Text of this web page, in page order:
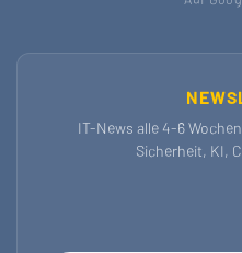
IT-News alle 4-6
Sicherheit, KI,